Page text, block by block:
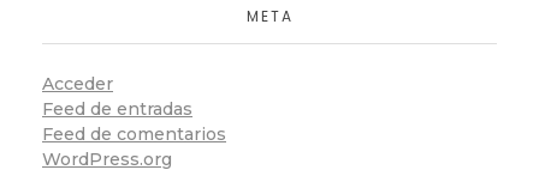
META
Acceder
Feed de entradas
Feed de comentarios
WordPress.org